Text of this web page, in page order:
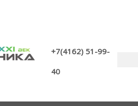
+7(4162) 51-99-
40